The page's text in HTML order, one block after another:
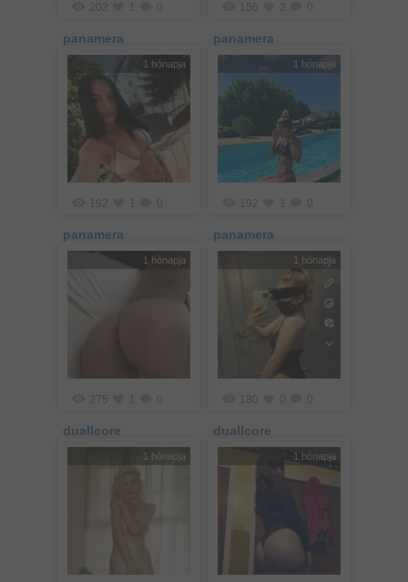
202
panamera
156 2
panamera
1 hónapja
192
panamera
1 hónapja
192
panamera
1 hónapja
275
duallcore
1 hónapja
duallcore
1 hónapja 1 hónapja